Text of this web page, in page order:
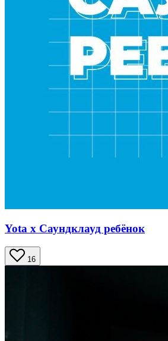
Yota x Саундклауд ребёнок
16